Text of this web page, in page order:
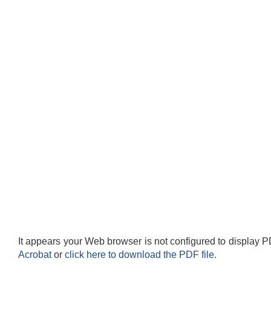
It appears your Web browser is not configured to display
Acrobator click here to download the PDF file.